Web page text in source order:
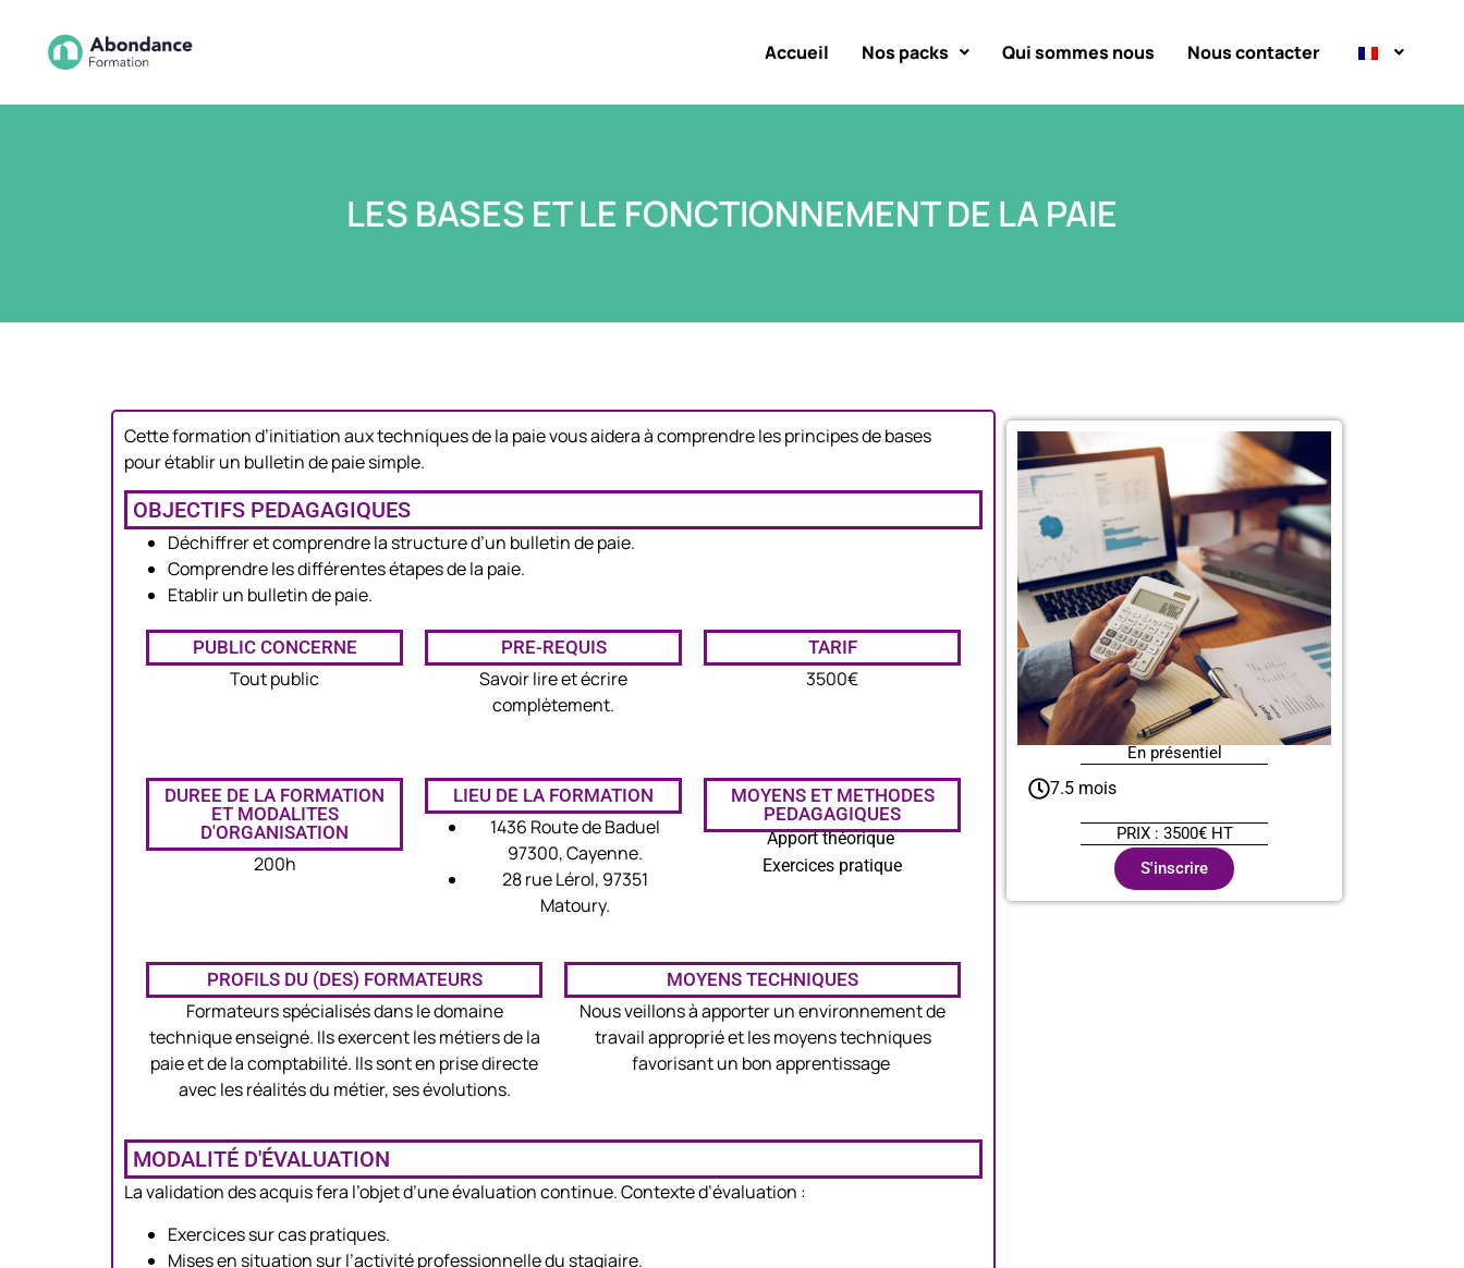
Accueil Nos packs Qui sommes nous Nous contacter
LES BASES ET LE FONCTIONNEMENT DE LA PAIE
Cette formation d’initiation aux techniques de la paie vous aidera à comprendre les principes de bases
pour établir un bulletin de paie simple.
OBJECTIFS PEDAGAGIQUES
Déchiffrer et comprendre la structure d’un bulletin de paie.
Comprendre les différentes étapes de la paie.
Etablir un bulletin de paie.
PUBLIC CONCERNE
Tout public
PRE-REQUIS
Savoir lire et écrire
complètement.
TARIF
3500€
DUREE DE LA FORMATION
ET MODALITES
D'ORGANISATION
200h
LIEU DE LA FORMATION
1436 Route de Baduel
97300, Cayenne.
28 rue Lérol, 97351
Matoury.
MOYENS ET METHODES
PEDAGAGIQUES
Apport théorique
Exercices pratique
PROFILS DU (DES) FORMATEURS
Formateurs spécialisés dans le domaine
technique enseigné. Ils exercent les métiers de la
paie et de la comptabilité. Ils sont en prise directe
avec les réalités du métier, ses évolutions.
MOYENS TECHNIQUES
Nous veillons à apporter un environnement de
travail approprié et les moyens techniques
favorisant un bon apprentissage
MODALITÉ D'ÉVALUATION
La validation des acquis fera l’objet d’une évaluation continue. Contexte d’évaluation :
Exercices sur cas pratiques.
Mises en situation sur l’activité professionnelle du stagiaire.
En présentiel
7.5 mois
PRIX : 3500€ HT
S'inscrire